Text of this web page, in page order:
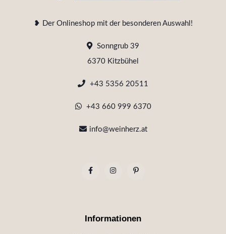
❥ Der Onlineshop mit der besonderen Auswahl!
Sonngrub 39
6370 Kitzbühel
+43 5356 20511
+43 660 999 6370
info@weinherz.at
Informationen